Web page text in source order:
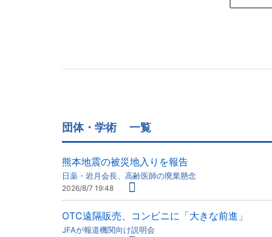
団体・学術 一覧
熊本地震の被災地入りを報告
日薬・岩月会長、高齢医師の廃業懸念
2026/8/7 19:48
OTC遠隔販売、コンビニに「大きな前進」
JFAが報道機関向け説明会